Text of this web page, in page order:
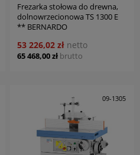
Frezarka stołowa do drewna,
dolnowrzecionowa TS 1300 E
** BERNARDO
65 468,00 zł brutto
53 226,02 zł netto
09-1305